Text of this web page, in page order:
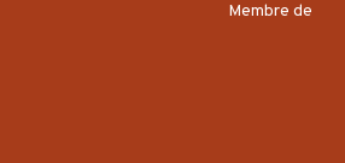
Membre de